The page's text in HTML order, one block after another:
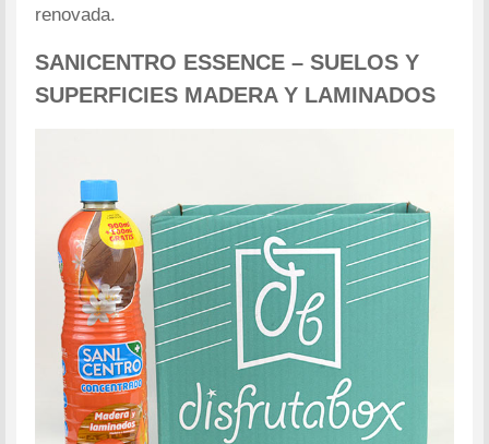
renovada.
SANICENTRO ESSENCE – SUELOS Y
SUPERFICIES MADERA Y LAMINADOS